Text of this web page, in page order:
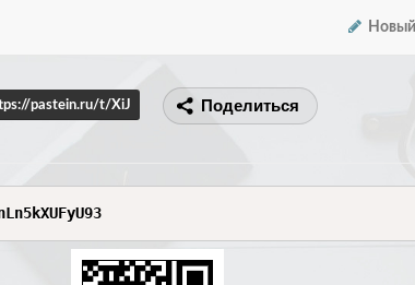
pastein.ru/t/XiJ Поделиться